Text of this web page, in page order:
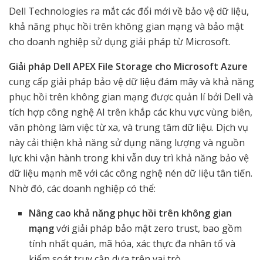
Dell Technologies ra mắt các đổi mới về bảo vệ dữ liệu,
khả năng phục hồi trên không gian mạng và bảo mật
cho doanh nghiệp sử dụng giải pháp từ Microsoft.
Giải pháp Dell APEX File Storage cho Microsoft Azure
cung cấp giải pháp bảo vệ dữ liệu đám mây và khả năng
phục hồi trên không gian mạng được quản lí bởi Dell và
tích hợp công nghệ AI trên khắp các khu vực vùng biên,
văn phòng làm việc từ xa, và trung tâm dữ liệu. Dịch vụ
này cải thiện khả năng sử dụng năng lượng và nguồn
lực khi vận hành trong khi vẫn duy trì khả năng bảo vệ
dữ liệu mạnh mẽ với các công nghệ nén dữ liệu tân tiến.
Nhờ đó, các doanh nghiệp có thể:
Nâng cao khả năng phục hồi trên không gian
mạngvới giải pháp bảo mật zero trust, bao gồm
tính nhất quán, mã hóa, xác thực đa nhân tố và